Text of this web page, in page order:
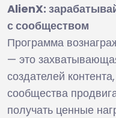
AlienX:
с сообществом
Программа
— это
создателей
сообщества
получать ценные